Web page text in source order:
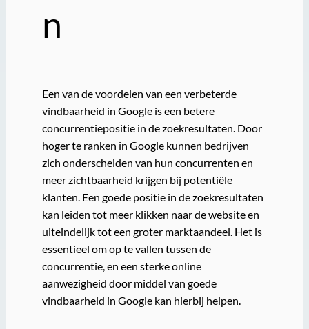
n
Een van de voordelen van een verbeterde
vindbaarheid in Google is een betere
concurrentiepositie in de zoekresultaten. Door
hoger te ranken in Google kunnen bedrijven
zich onderscheiden van hun concurrenten en
meer zichtbaarheid krijgen bij potentiële
klanten. Een goede positie in de zoekresultaten
kan leiden tot meer klikken naar de website en
uiteindelijk tot een groter marktaandeel. Het is
essentieel om op te vallen tussen de
concurrentie, en een sterke online
aanwezigheid door middel van goede
vindbaarheid in Google kan hierbij helpen.